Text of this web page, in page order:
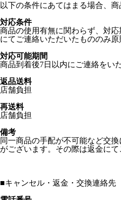
以下の条件にあてはまる場合、商
対応条件
商品の使用有無に関わらず、対
にてご連絡いただいたもののみ原
対応可能期間
商品到着後7日以内にご連絡をい
返品送料
店舗負担
再送料
店舗負担
備考
同一商品の手配が不可能など交
がございます。その際は返金にて
■キャンセル・返金・交換連絡先